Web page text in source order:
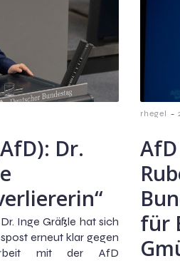
Dr.
Inge Gräßle hat sich
erneut klar gegen
mit der AfD
rhegel -
für